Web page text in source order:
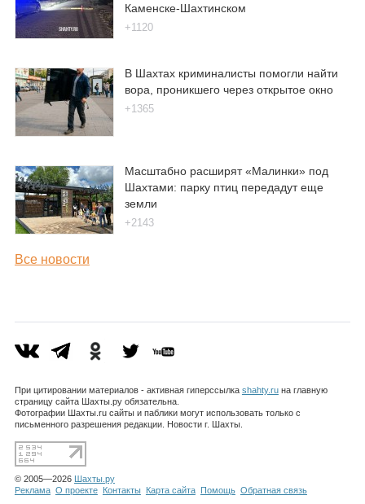
Каменске-Шахтинском
+1120
В Шахтах криминалисты помогли найти
вора, проникшего через открытое окно
+1365
Масштабно расширят «Малинки» под
Шахтами: парку птиц передадут еще
земли
+2143
Все новости
При цитировании материалов - активная гиперссылка shahty.ruна главную
страницу сайта Шахты.ру обязательна.
Фотографии Шахты.ru сайты и паблики могут использовать только с
письменного разрешения редакции. Новости г. Шахты.
© 2005—2026
Шахты.ру
Реклама О проекте Контакты Карта сайта Помощь Обратная связь